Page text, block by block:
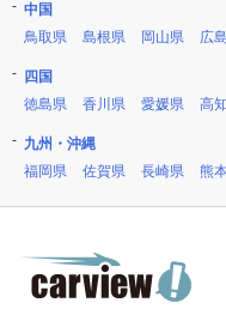
中国
鳥取県
島根県 岡山県 広
四国
徳島県
香川県 愛媛県 高
九州・沖縄
福岡県
佐賀県 長崎県 熊